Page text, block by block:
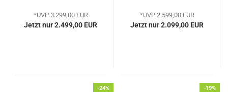
*UVP 3.299,00 EUR
Jetzt nur 2.499,00 EUR
*UVP 2.599,00 EUR
Jetzt nur 2.099,00 EUR
-24% -19%